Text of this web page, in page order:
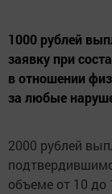
1000 рублей
заявку при
в отношении
за любые
2000 рублей
объеме от 10 до